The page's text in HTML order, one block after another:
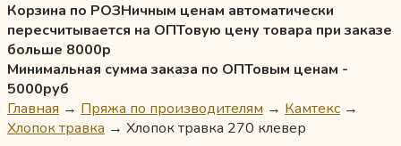
Корзина по РОЗНичным ценам автоматически
пересчитывается на ОПТовую цену товара при заказе
больше 8000р
Минимальная сумма заказа по ОПТовым ценам -
5000руб
Главная → Пряжа по производителям → Камтекс →
Хлопок травка → Хлопок травка 270 клевер